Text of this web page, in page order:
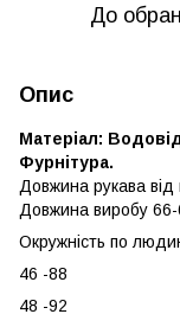
До
Опис
Матеріал:
Фурнітура.
Довжина рукава
Довжина виробу 66-
Окружність по
46 -88
48 -92